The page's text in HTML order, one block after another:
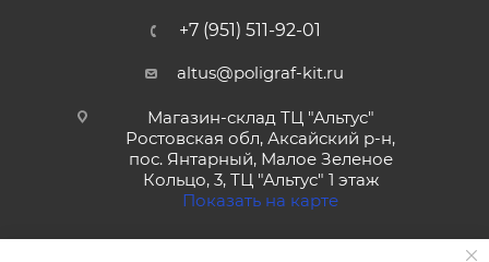
+7 (951) 511-92-01
altus@poligraf-kit.ru
Магазин-склад ТЦ "Альтус"
Ростовская обл, Аксайский р-н,
пос. Янтарный, Малое Зеленое
Кольцо, 3, ТЦ "Альтус" 1 этаж
Показать на карте